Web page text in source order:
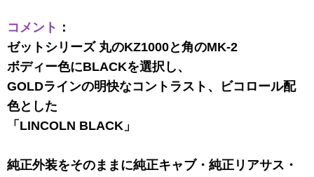
コメント ：
​​​​​​ゼットシリーズ 丸のKZ1000と角のMK-2
ボディー色にBLACKを選択し、
GOLDラインの明快なコントラスト、ビコロール配
色とした
「LINCOLN BLACK」
純正外装をそのままに純正キャブ・純正リアサス・